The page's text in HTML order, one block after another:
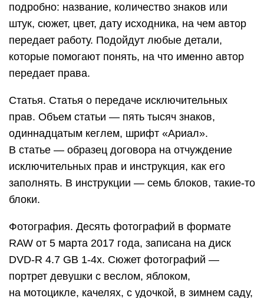
подробно: название, количество знаков или
штук, сюжет, цвет, дату исходника, на чем автор
передает работу. Подойдут любые детали,
которые помогают понять, на что именно автор
передает права.
Статья. Статья о передаче исключительных
прав. Объем статьи — пять тысяч знаков,
одиннадцатым кеглем, шрифт «Ариал».
В статье — образец договора на отчуждение
исключительных прав и инструкция, как его
заполнять. В инструкции — семь блоков, такие-то
блоки.
Фотография. Десять фотографий в формате
RAW от 5 марта 2017 года, записана на диск
DVD-R 4.7 GB 1-4x. Сюжет фотографий —
портрет девушки с веслом, яблоком,
на мотоцикле, качелях, с удочкой, в зимнем саду,